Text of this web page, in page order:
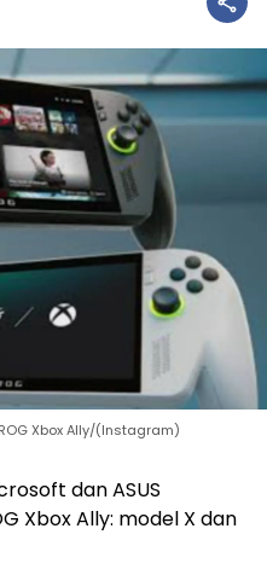
Xbox Ally/(Instagram)
dan ASUS
Xbox Ally: model X dan